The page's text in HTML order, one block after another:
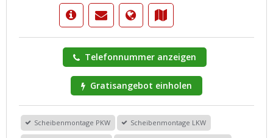
Telefonnummer anzeigen
Gratisangebot einholen
Scheibenmontage PKW Scheibenmontage LKW